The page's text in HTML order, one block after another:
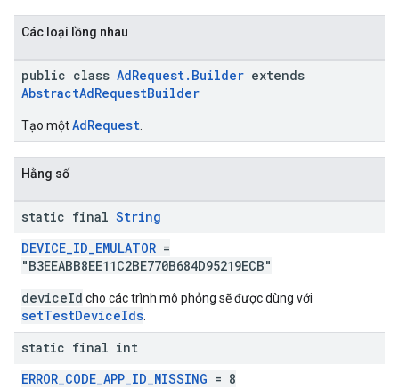
Các loại lồng nhau
public class AdRequest.Builder extends
AbstractAdRequestBuilder
Tạo mộtAdRequest
Hằng số
static final String
DEVICE_ID_EMULATOR =
"B3EEABB8EE11C2BE770B684D95219ECB"
deviceId cho các trình mô phỏng sẽ được dùng với
setTestDeviceIds
static final int
ERROR_CODE_APP_ID_MISSING = 8